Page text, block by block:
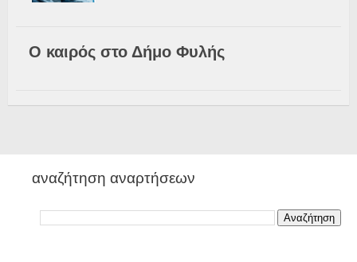
Ο καιρός στο Δήμο Φυλής
αναζήτηση αναρτήσεων